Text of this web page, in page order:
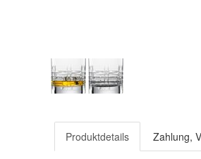
Produktdetails Zahlung,